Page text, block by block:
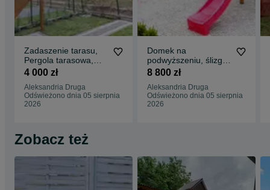
Zadaszenie tarasu,
Pergola tarasowa,
Tarasy, Domki
4 000 zł
Aleksandria Druga
Odświeżono dnia 05 sierpnia
2026
Domek na
podwyższeniu, ślizg,
mostek 2,5m, ścian
huśtawka
8 800 zł
Aleksandria Druga
Odświeżono dnia 05 sierpnia
2026
Zobacz też